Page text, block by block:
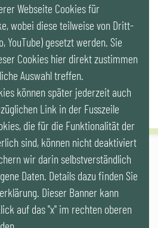
Himmel, A-1010 Wien
Webseite Cookies für
wobei diese teilweise von Dritt-
YouTube) gesetzt werden. Sie
Cookies hier direkt zustimmen
Auswahl treffen.
können später jederzeit auch
Link in der Fusszeile
die für die Funktionalität der
sind, können nicht deaktiviert
wir darin selbstverständlich
Daten. Details dazu finden Sie
Dieser Banner kann
auf das "x" im rechten oberen